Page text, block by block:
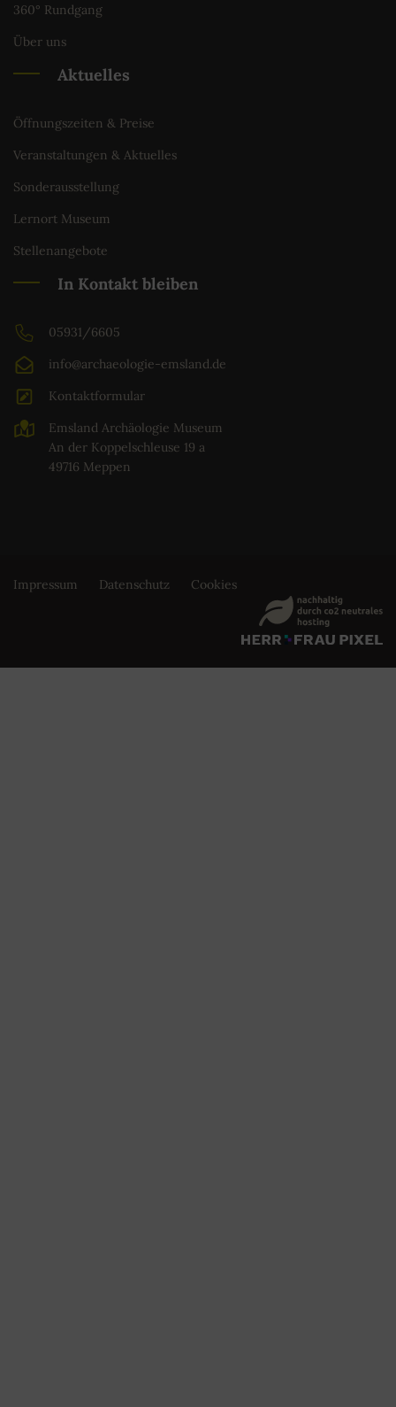
360° Rundgang
Über uns
Aktuelles
Öffnungszeiten & Preise
Veranstaltungen & Aktuelles
Sonderausstellung
Lernort Museum
Stellenangebote
In Kontakt bleiben
05931/6605
info@archaeologie-emsland.de
Kontaktformular
Emsland Archäologie Museum
An der Koppelschleuse 19 a
49716 Meppen
Impressum Datenschutz Cookies